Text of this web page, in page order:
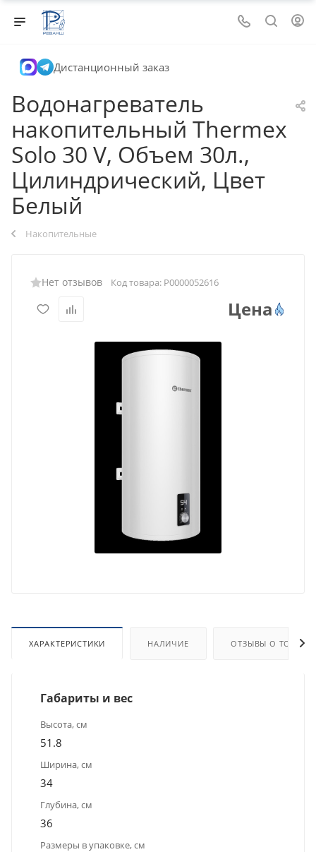
Дистанционный заказ
Водонагреватель
накопительный Thermex
Solo 30 V, Объем 30л.,
Цилиндрический, Цвет
Белый
Накопительные
Нет отзывов Код товара: Р0000052616
Цена
ХАРАКТЕРИСТИКИ НАЛИЧИЕ ОТЗЫВЫ О ТОВАРЕ
Габариты и вес
Высота, см
51.8
Ширина, см
34
Глубина, см
36
Размеры в упаковке, см